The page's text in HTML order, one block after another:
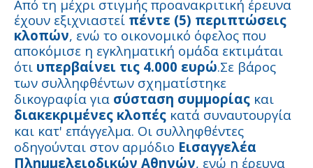
Από τη μέχρι στιγμής προανακριτική έρευνα
έχουν εξιχνιαστεί πέντε (5) περιπτώσεις
κλοπών, ενώ το οικονομικό όφελος που
αποκόμισε η εγκληματική ομάδα εκτιμάται
ότι υπερβαίνει τις 4.000 ευρώ.Σε βάρος
των συλληφθέντων σχηματίστηκε
δικογραφία για σύσταση συμμορίας και
διακεκριμένες κλοπές κατά συναυτουργία
και κατ' επάγγελμα. Οι συλληφθέντες
οδηγούνται στον αρμόδιο Εισαγγελέα
Πλημμελειοδικών Αθηνών, ενώ η έρευνα